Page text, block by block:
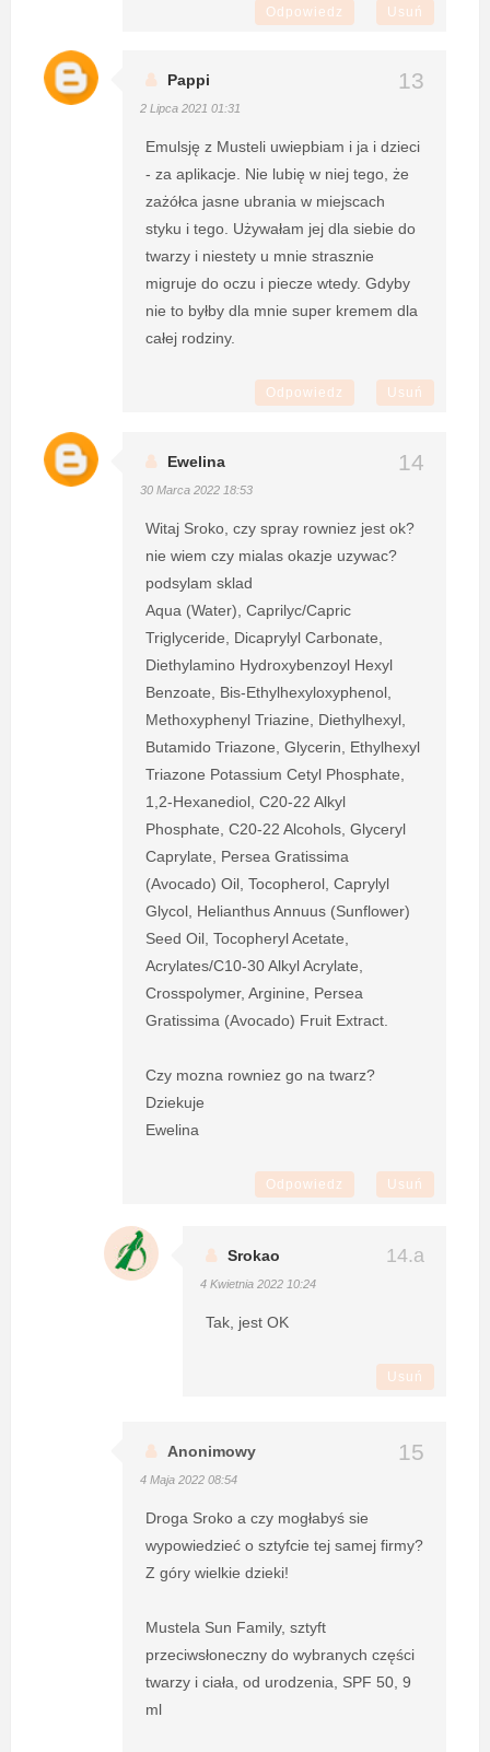
Odpowiedz Usuń
Pappi
2 Lipca 2021 01:31
Emulsję z Musteli uwiepbiam i ja i dzieci
- za aplikacje. Nie lubię w niej tego, że
zażółca jasne ubrania w miejscach
styku i tego. Używałam jej dla siebie do
twarzy i niestety u mnie strasznie
migruje do oczu i piecze wtedy. Gdyby
nie to byłby dla mnie super kremem dla
całej rodziny.
Odpowiedz Usuń
Ewelina
30 Marca 2022 18:53
Witaj Sroko, czy spray rowniez jest ok?
nie wiem czy mialas okazje uzywac?
podsylam sklad
Aqua (Water), Caprilyc/Capric
Triglyceride, Dicaprylyl Carbonate,
Diethylamino Hydroxybenzoyl Hexyl
Benzoate, Bis-Ethylhexyloxyphenol,
Methoxyphenyl Triazine, Diethylhexyl,
Butamido Triazone, Glycerin, Ethylhexyl
Triazone Potassium Cetyl Phosphate,
1,2-Hexanediol, C20-22 Alkyl
Phosphate, C20-22 Alcohols, Glyceryl
Caprylate, Persea Gratissima
(Avocado) Oil, Tocopherol, Caprylyl
Glycol, Helianthus Annuus (Sunflower)
Seed Oil, Tocopheryl Acetate,
Acrylates/C10-30 Alkyl Acrylate,
Crosspolymer, Arginine, Persea
Gratissima (Avocado) Fruit Extract.
Czy mozna rowniez go na twarz?
Dziekuje
Ewelina
Odpowiedz Usuń
Srokao
4 Kwietnia 2022 10:24
Tak, jest OK
Usuń
Anonimowy
4 Maja 2022 08:54
Droga Sroko a czy mogłabyś sie
wypowiedzieć o sztyfcie tej samej firmy?
Z góry wielkie dzieki!
Mustela Sun Family, sztyft
przeciwsłoneczny do wybranych części
twarzy i ciała, od urodzenia, SPF 50, 9
ml